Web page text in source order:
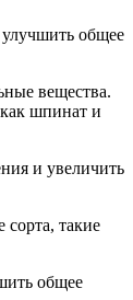
общее
вещества.
шпинат и
и увеличить
такие
общее